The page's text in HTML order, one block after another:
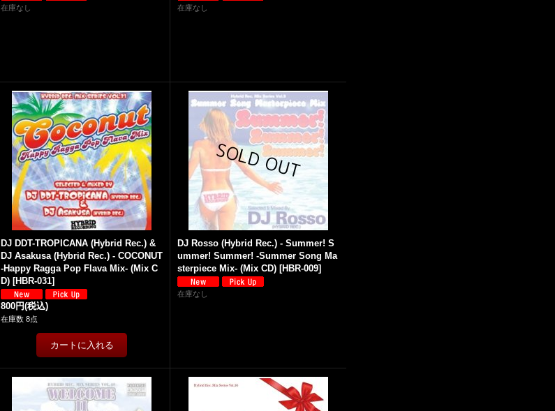
在庫なし 在庫なし
DJ DDT-TROPICANA (Hybrid Rec.) &
DJ Asakusa (Hybrid Rec.) - COCONUT
-Happy Ragga Pop Flava Mix- (Mix C
D) [HBR-031]
800円(税込)
在庫数 8点
DJ Rosso (Hybrid Rec.) - Summer! S
ummer! Summer! -Summer Song Ma
sterpiece Mix- (Mix CD) [HBR-009]
在庫なし